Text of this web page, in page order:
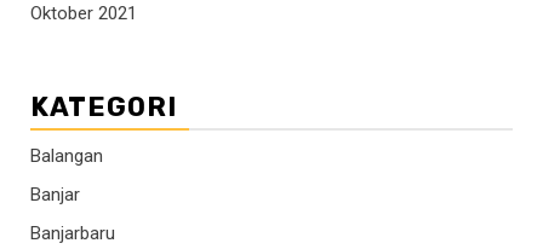
Oktober 2021
KATEGORI
Balangan
Banjar
Banjarbaru